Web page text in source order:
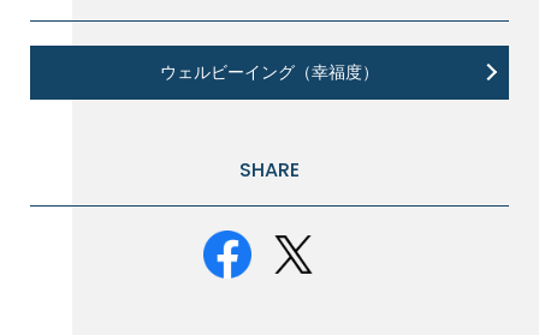
ウェルビーイング（幸福度）
SHARE